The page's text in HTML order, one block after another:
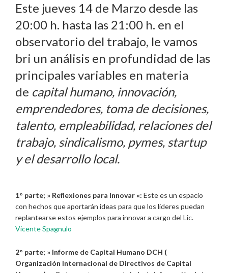
Este jueves 14 de Marzo desde las
20:00 h. hasta las 21:00 h. en el
observatorio del trabajo, le vamos
bri un análisis en profundidad de las
principales variables en materia
de capital humano, innovación,
emprendedores, toma de decisiones,
talento, empleabilidad, relaciones del
trabajo, sindicalismo, pymes, startup
y el desarrollo local.
1° parte; » Reflexiones para Innovar «: Este es un espacio
con hechos que aportarán ideas para que los lideres puedan
replantearse estos ejemplos para innovar a cargo del Lic.
Vicente Spagnulo
2° parte; » Informe de Capital Humano DCH (
Organización Internacional de Directivos de Capital